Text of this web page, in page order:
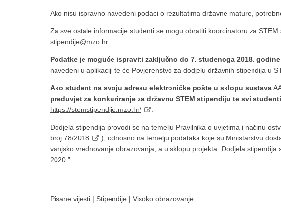
Ako nisu ispravno navedeni podaci o rezultatima državne mature,
Za sve ostale informacije studenti se mogu obratiti koordinatoru za
stipendije@mzo.hr
Podatke je moguće ispraviti zaključno do 7. studenoga 2018. godine
navedeni u aplikaciji te će Povjerenstvo za dodjelu državnih stipendija u
Ako student na svoju adresu elektroničke pošte u sklopu sustava
preduvjet za konkuriranje za državnu STEM stipendiju te svi
https://stemstipendije.mzo.hr/
Dodjela stipendija provodi se na temelju Pravilnika o uvjetima i načinu
broj 78/2018
.), odnosno na temelju podataka koje su Ministarstvu
vanjsko vrednovanje obrazovanja, a u sklopu projekta „Dodjela
2020.”.
Pisane vijesti | Stipendije | Visoko obrazovanje